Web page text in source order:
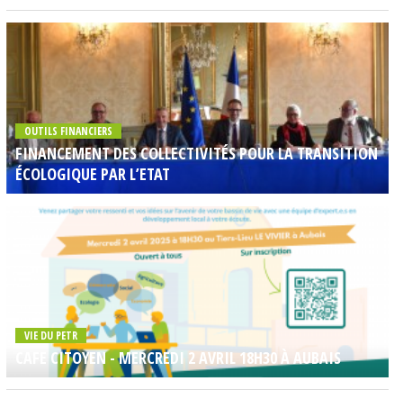
OUTILS FINANCIERS
FINANCEMENT DES COLLECTIVITÉS POUR LA TRANSITION
ÉCOLOGIQUE PAR L’ETAT
VIE DU PETR
CAFE CITOYEN - MERCREDI 2 AVRIL 18H30 À AUBAIS